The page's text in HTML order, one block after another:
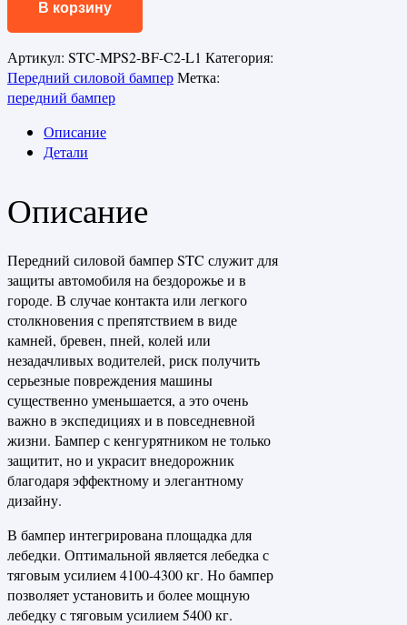
В корзину
Артикул: STC-MPS2-BF-C2-L1 Категория:
Передний силовой бамперМетка:
передний бампер
Описание
Детали
Описание
Передний силовой бампер STC служит для
защиты автомобиля на бездорожье и в
городе. В случае контакта или легкого
столкновения с препятствием в виде
камней, бревен, пней, колей или
незадачливых водителей, риск получить
серьезные повреждения машины
существенно уменьшается, а это очень
важно в экспедициях и в повседневной
жизни. Бампер с кенгурятником не только
защитит, но и украсит внедорожник
благодаря эффектному и элегантному
дизайну.
В бампер интегрирована площадка для
лебедки. Оптимальной является лебедка с
тяговым усилием 4100-4300 кг. Но бампер
позволяет установить и более мощную
лебедку с тяговым усилием 5400 кг.